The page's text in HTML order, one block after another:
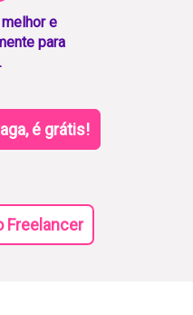
e
para
é grátis!
Freelancer